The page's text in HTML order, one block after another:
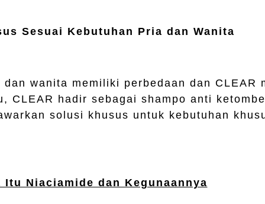
Sesuai Kebutuhan Pria dan Wanita
wanita memiliki perbedaan dan CLEAR
CLEAR hadir sebagai shampo anti
solusi khusus untuk kebutuhan
Itu Niaciamide dan Kegunaannya